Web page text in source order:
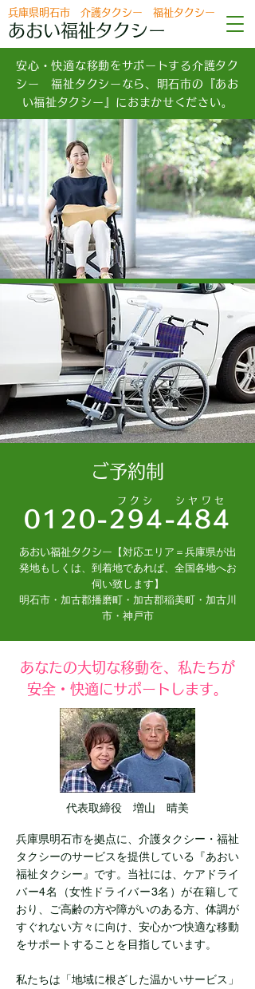
兵庫県明石市 介護タクシー 福祉タクシー
あおい福祉タクシー
安心・快適な移動をサポートする介護タク
シー 福祉タクシーなら、明石市の『あお
い福祉タクシー』におまかせください。
ご予約制
フクシ シヤワセ
0120-294-484
あおい福祉タクシー 【対応エリア＝ 兵庫県が出
発地もしくは、到着地であれば、全国各地へお
伺い致します 】
明石市・加古郡播磨町・加古郡稲美町・加古川
市・神戸市
あなたの大切な移動を、私たちが
安全・快適にサポートします。
代表取締役 増山 晴美
兵庫県明石市を拠点に、介護タクシー・福祉
タクシーのサービスを提供している『あおい
福祉タクシー』です。当社には、ケアドライ
バー4名（女性ドライバー3名）が在籍して
おり、ご高齢の方や障がいのある方、体調が
すぐれない方々に向け、安心かつ快適な移動
をサポートすることを目指しています。
私たちは「地域に根ざした温かいサービス」